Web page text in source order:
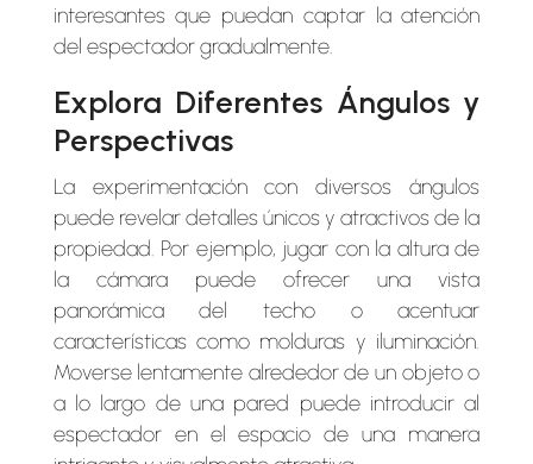
interesantes que puedan captar la atención
del espectador gradualmente.
Explora Diferentes Ángulos y
Perspectivas
La experimentación con diversos ángulos
puede revelar detalles únicos y atractivos de la
propiedad. Por ejemplo, jugar con la altura de
la cámara puede ofrecer una vista
panorámica del techo o acentuar
características como molduras y iluminación.
Moverse lentamente alrededor de un objeto o
a lo largo de una pared puede introducir al
espectador en el espacio de una manera